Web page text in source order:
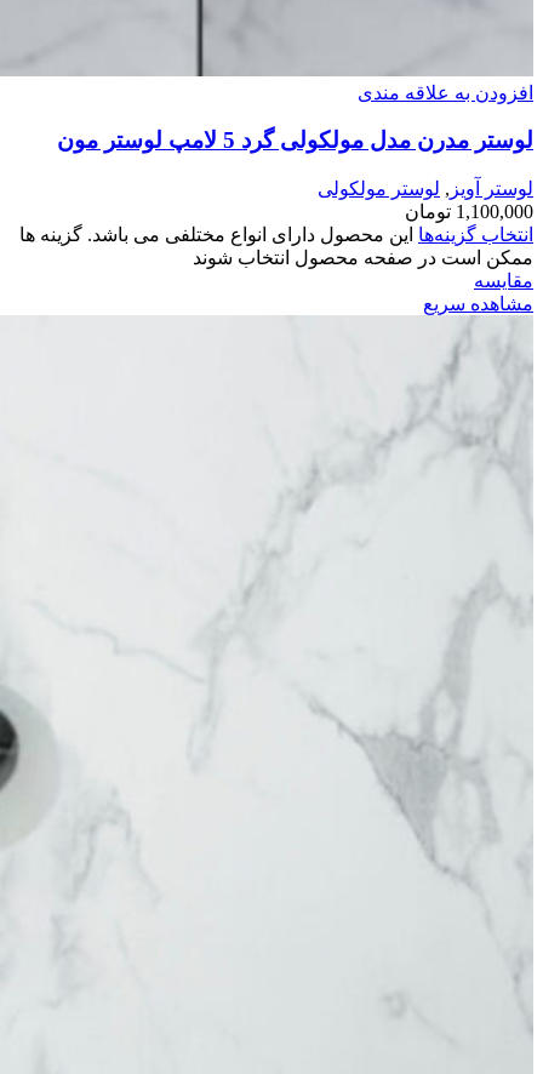
افزودن به علاقه مندی
لوستر مدرن مدل مولکولی گرد 5 لامپ لوستر مون
لوستر آویز , لوستر مولکولی
1,100,000 تومان
انتخاب گزینه‌ها این محصول دارای انواع مختلفی می باشد. گزینه ها
ممکن است در صفحه محصول انتخاب شوند
مقایسه
مشاهده سریع